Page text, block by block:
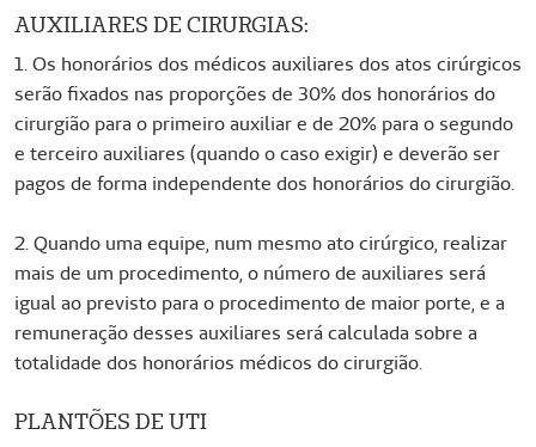
AUXILIARES DE CIRURGIAS:
1. Os honorários dos médicos auxiliares dos atos cirúrgicos
serão fixados nas proporções de 30% dos honorários do
cirurgião para o primeiro auxiliar e de 20% para o segundo
e terceiro auxiliares (quando o caso exigir) e deverão ser
pagos de forma independente dos honorários do cirurgião.
2. Quando uma equipe, num mesmo ato cirúrgico, realizar
mais de um procedimento, o número de auxiliares será
igual ao previsto para o procedimento de maior porte, e a
remuneração desses auxiliares será calculada sobre a
totalidade dos honorários médicos do cirurgião.
PLANTÕES DE UTI